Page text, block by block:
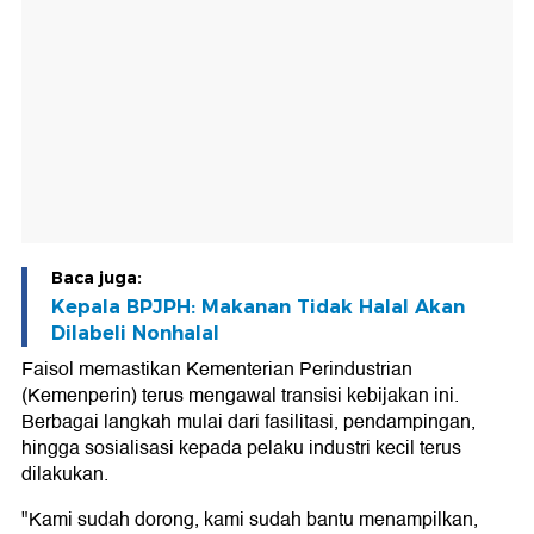
Baca juga:
Kepala BPJPH: Makanan Tidak Halal Akan
Dilabeli Nonhalal
Faisol memastikan Kementerian Perindustrian
(Kemenperin) terus mengawal transisi kebijakan ini.
Berbagai langkah mulai dari fasilitasi, pendampingan,
hingga sosialisasi kepada pelaku industri kecil terus
dilakukan.
"Kami sudah dorong, kami sudah bantu menampilkan,